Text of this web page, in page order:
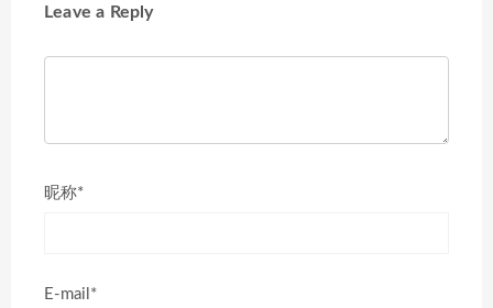
Leave a Reply
昵称*
E-mail*